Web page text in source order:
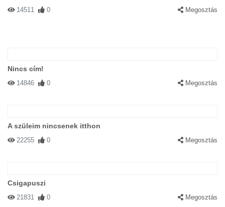
14511 0 Megosztás
Nincs cím!
14846 0 Megosztás
A szüleim nincsenek itthon
22255 0 Megosztás
Csigapuszi
21831 0 Megosztás